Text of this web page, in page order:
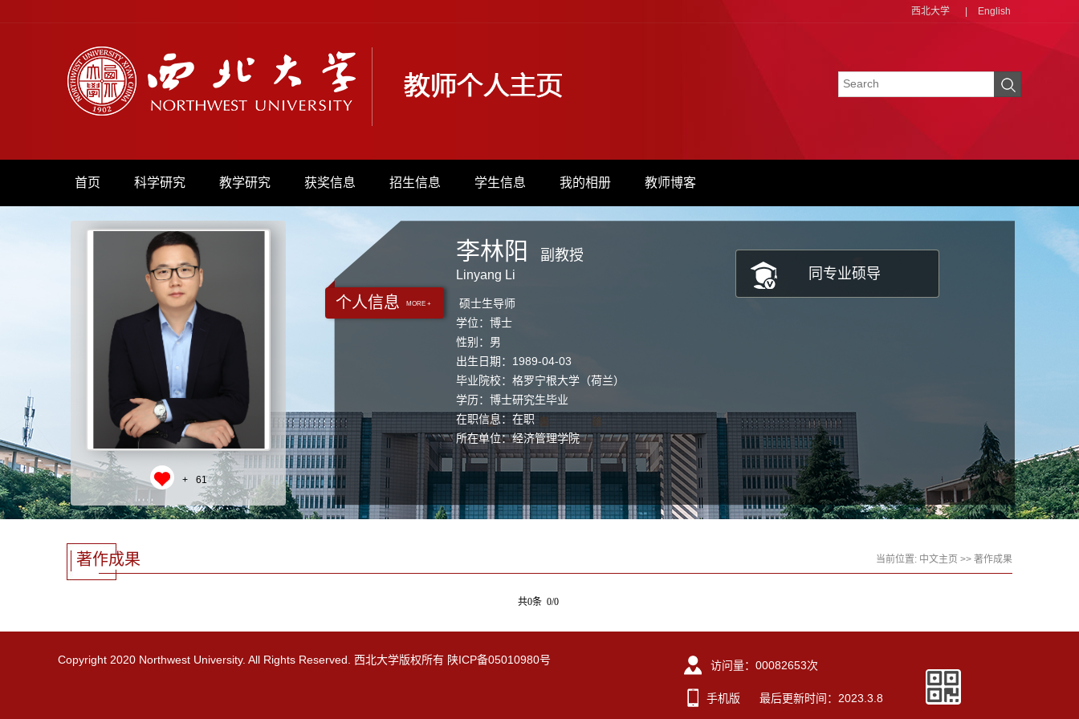
西北大学 English
首页 科学研究 教学研究 获奖信息 招生信息 学生信息 我的相册 教师博客
+ 61
个人信息 MORE +
李林阳
Linyang Li
副教授
硕士生导师
学位：博士
性别：男
出生日期：1989-04-03
毕业院校：格罗宁根大学（荷兰）
学历：博士研究生毕业
在职信息：在职
所在单位：经济管理学院
同专业硕导
著作成果 当前位置: 中文主页 >> 著作成果
共0条 0/0
Copyright 2020 Northwest University. All Rights Reserved. 西北大学版权所有 陕ICP备05010980号 访问量： 00082653次
手机版 最后更新时间： 2023 3 8